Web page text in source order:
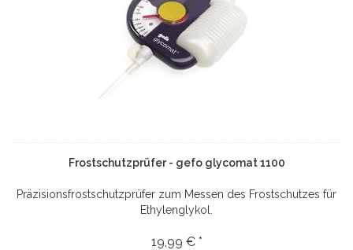
Frostschutzprüfer - gefo glycomat 1100
Präzisionsfrostschutzprüfer zum Messen des Frostschutzes für
Ethylenglykol.
19,99 € *